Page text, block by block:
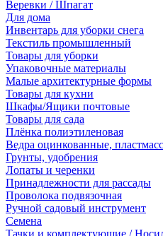
Веревки / Шпагат
Для дома
Инвентарь для уборки снега
Текстиль промышленный
Товары для уборки
Упаковочные материалы
Малые архитектурные формы
Товары для кухни
Шкафы/Ящики почтовые
Товары для сада
Плёнка полиэтиленовая
Ведра оцинкованные,
Грунты, удобрения
Лопаты и черенки
Принадлежности для рассады
Проволока подвязочная
Ручной садовый инструмент
Семена
Тачки и комплектующие /